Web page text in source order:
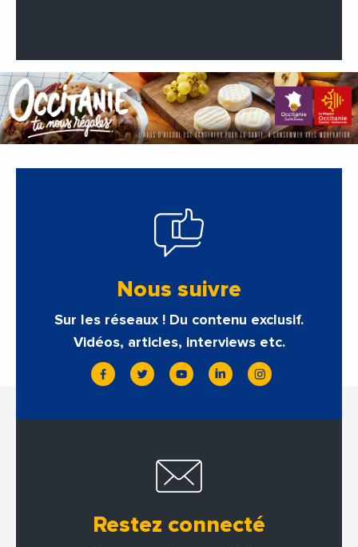
Nous suivre
Sur les réseaux ! Du contenu exclusif.
Vidéos, articles, interviews etc.
Restez connecté